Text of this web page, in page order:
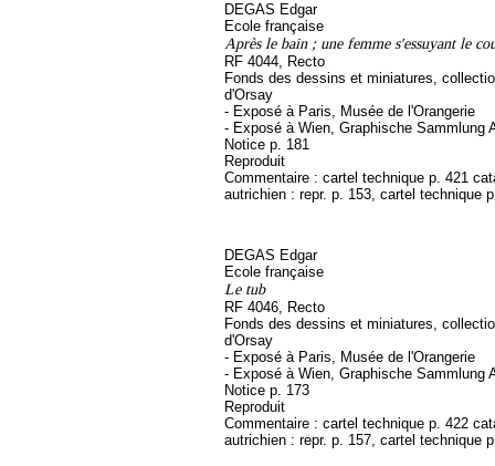
DEGAS Edgar
Ecole française
Après le bain ; une femme s'essuyant le
RF 4044, Recto
Fonds des dessins et miniatures,
d'Orsay
- Exposé à Paris, Musée de l'Orangerie
- Exposé à Wien, Graphische Sammlung
Notice p. 181
Reproduit
Commentaire : cartel technique p. 421
autrichien : repr. p. 153, cartel technique
DEGAS Edgar
Ecole française
Le tub
RF 4046, Recto
Fonds des dessins et miniatures,
d'Orsay
- Exposé à Paris, Musée de l'Orangerie
- Exposé à Wien, Graphische Sammlung
Notice p. 173
Reproduit
Commentaire : cartel technique p. 422
autrichien : repr. p. 157, cartel technique